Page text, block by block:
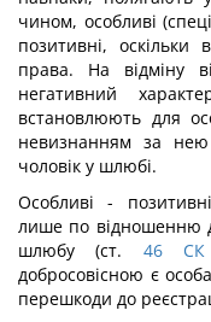
чином, особливі
позитивні,
права. На відміну
негативний
встановлюють для
невизнанням за
чоловік у шлюбі.
Особливі -
лише по відношенню
шлюбу (ст. 46 СК
добросовісною є
перешкоди до